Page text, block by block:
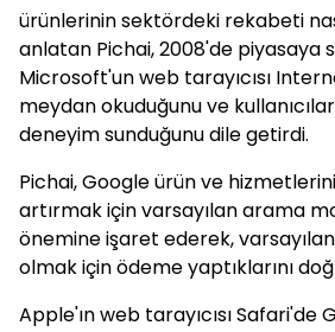
ürünlerinin sektördeki rekabeti
anlatan Pichai, 2008'de piyasaya
Microsoft'un web tarayıcısı
meydan okuduğunu ve
deneyim sunduğunu dile getirdi.
Pichai, Google ürün ve
artırmak için varsayılan arama
önemine işaret ederek,
olmak için ödeme yaptıklarını
Apple'ın web tarayıcısı Safari'de